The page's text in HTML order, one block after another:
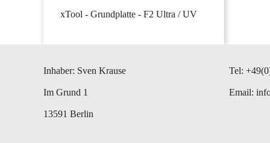
xTool - Grundplatte - F2 Ultra / UV
Inhaber: Sven Krause
Im Grund 1
13591 Berlin
Tel:
Email: